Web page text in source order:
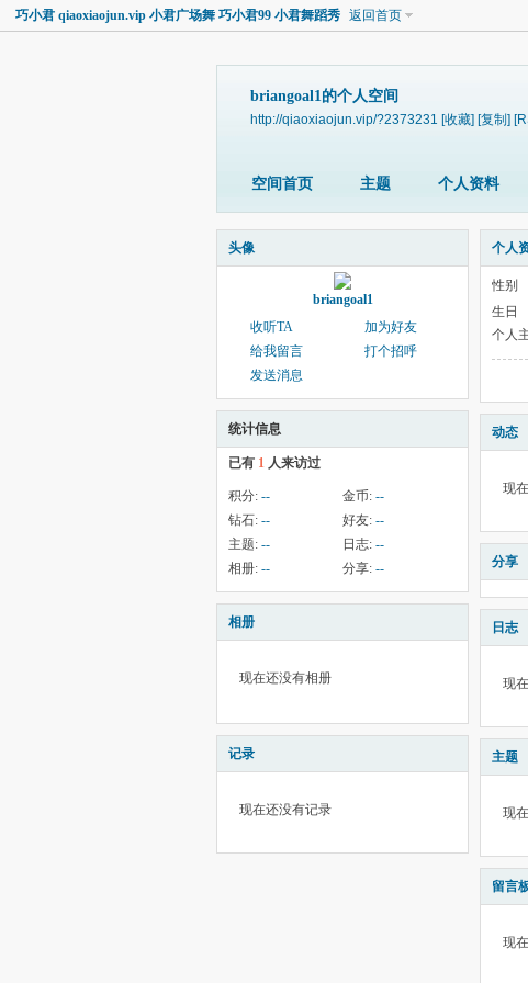
巧小君 qiaoxiaojun.vip 小君广场舞 巧小君99 小君舞蹈秀 返回首页
briangoal1的个人空间
http://qiaoxiaojun.vip/?2373231 [收藏] [复制]
空间首页 主题 个人资料
头像
briangoal1
收听TA
加为好友
给我留言
打个招呼
发送消息
统计信息
已有 1 人来访过
积分: -- 金币: --
钻石: -- 好友: --
主题: -- 日志: --
相册: -- 分享: --
相册
现在还没有相册
记录
现在还没有记录
个人
性别
生日
个人
动态
现
分享
日志
现
主题
现
留言
现